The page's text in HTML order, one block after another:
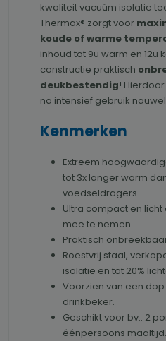
kwaliteit vacuüm isolatie
Thermax® zorgt voor
koude of warme
inhoud tot 9u warm en 12u
constructie praktisch
deukbestendig!
na intensief gebruik
Kenmerken
Extreem
tot 3x langer warm
voedseldragers.
Ultra compact en
mee te nemen.
Praktisch
Roestvrij staal,
isolatie en tot 20%
Voorzien van een
drinkbeker.
Geschikt voor bv.: 2
éénpersoons maaltijd.